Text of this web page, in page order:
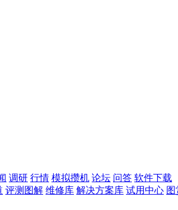
调研 行情 模拟攒机 论坛 问答 软件下载
评测图解 维修库 解决方案库 试用中心 图